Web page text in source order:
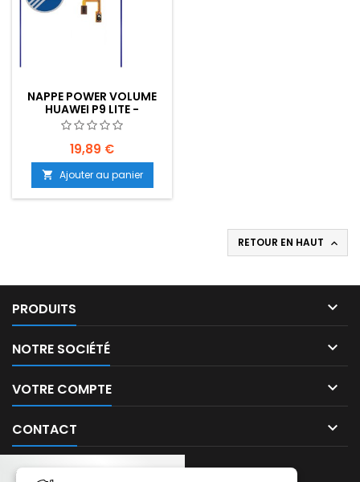
NAPPE POWER VOLUME
HUAWEI P9 LITE -
EMPLACEMENT: Z2-R15-
E23
19,89 €
 Ajouter au panier
RETOUR EN HAUT 
PRODUITS 
NOTRE SOCIÉTÉ 
VOTRE COMPTE 
CONTACT 